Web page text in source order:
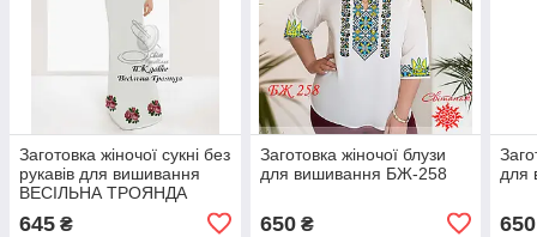
Заготовка жіночої сукні без
рукавів для вишивання
ВЕСІЛЬНА ТРОЯНДА
645 ₴
Заготовка жіночої блузи
для вишивання БЖ-258
650₴
для
650